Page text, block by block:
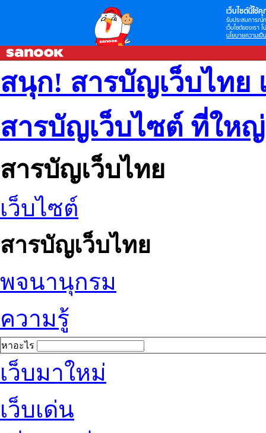
เว็บไซต์นี้ใช้คุ
รับประสบการณ์
เว็บไซต์ของเรา
นโยบายความเป็
สนุก! สารบัญเว็บไทย
สารบัญเว็บไซต์ ที่ให
สารบัญเว็บไทย
เว็บไซต์
สารบัญเว็บไทย
พจนานุกรม
ความรู้
หาอะไร
เว็บมาใหม่
เว็บเด่น